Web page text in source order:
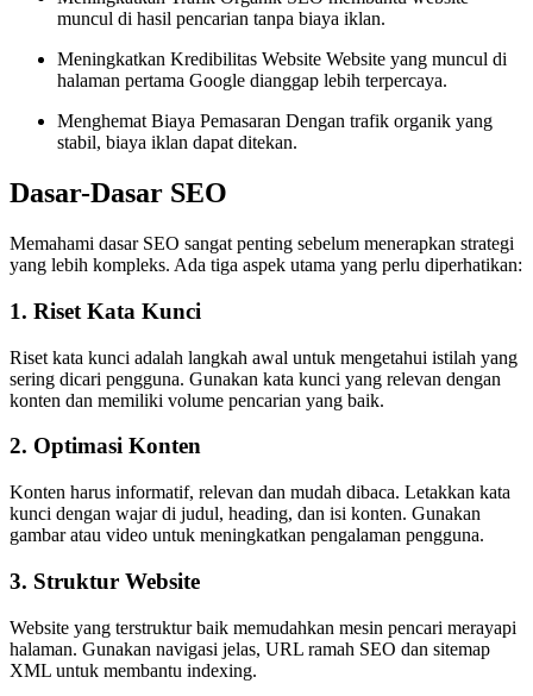
muncul di hasil pencarian tanpa biaya iklan.
Meningkatkan Kredibilitas Website Website yang muncul di
halaman pertama Google dianggap lebih terpercaya.
Menghemat Biaya Pemasaran Dengan trafik organik yang
stabil, biaya iklan dapat ditekan.
Dasar-Dasar SEO
Memahami dasar SEO sangat penting sebelum menerapkan strategi
yang lebih kompleks. Ada tiga aspek utama yang perlu diperhatikan:
1. Riset Kata Kunci
Riset kata kunci adalah langkah awal untuk mengetahui istilah yang
sering dicari pengguna. Gunakan kata kunci yang relevan dengan
konten dan memiliki volume pencarian yang baik.
2. Optimasi Konten
Konten harus informatif, relevan dan mudah dibaca. Letakkan kata
kunci dengan wajar di judul, heading, dan isi konten. Gunakan
gambar atau video untuk meningkatkan pengalaman pengguna.
3. Struktur Website
Website yang terstruktur baik memudahkan mesin pencari merayapi
halaman. Gunakan navigasi jelas, URL ramah SEO dan sitemap
XML untuk membantu indexing.